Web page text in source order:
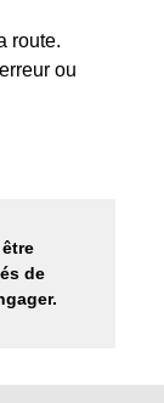
route.
ou
de